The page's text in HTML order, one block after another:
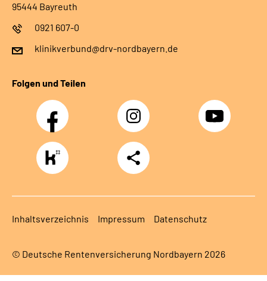
95444 Bayreuth
0921 607-0
klinikverbund@drv-nordbayern.de
Folgen und Teilen
Facebook Instagram Youtube
https://www.kununu.com/de/deutsche-
rentenversicherung-
nordbayern6
Teilen
Inhaltsverzeichnis Impressum Datenschutz
© Deutsche Rentenversicherung Nordbayern 2026